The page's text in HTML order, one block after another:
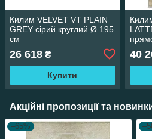
Килим VELVET VT PLAIN
GREY сірий круглий Ø 195
см
26 618 ₴
Купити
40
Акційні пропозиції та
–65%